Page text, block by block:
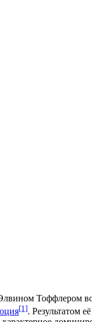
Тоффлером
[1]. Результатом